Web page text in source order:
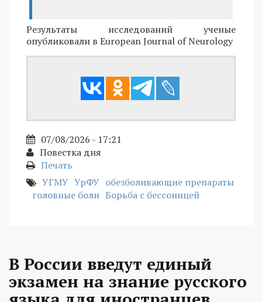
Результаты исследований ученые
опубликовали в European Journal of Neurology
07/08/2026 - 17:21
Повестка дня
Печать
УГМУ УрФУ обезболивающие препараты
головные боли Борьба с бессоницей
В России введут единый
экзамен на знание русского